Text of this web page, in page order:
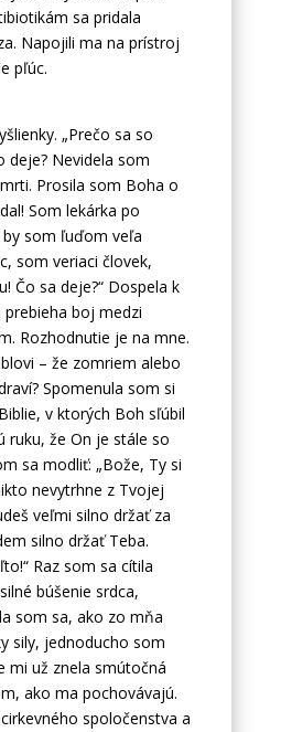
sa pridala
Napojili ma na prístroj
pľúc.
„Prečo sa so
Nevidela som
Prosila som Boha o
Som lekárka po
som ľuďom veľa
som veriaci človek,
Čo sa deje?“ Dospela k
boj medzi
Rozhodnutie je na mne.
– že zomriem alebo
Spomenula som si
v ktorých Boh sľúbil
ruku, že On je stále so
sa modliť: „Bože, Ty si
nevytrhne z Tvojej
veľmi silno držať za
silno držať Teba.
Raz som sa cítila
búšenie srdca,
som sa, ako zo mňa
sily, jednoducho som
mi už znela smútočná
ako ma pochovávajú.
spoločenstva a